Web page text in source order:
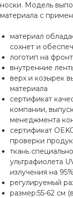
носки. Модель
материала с
материал
сохнет и
логотип на
внутренние
верх и козырек
материала
сертификат
компании,
менеджмента
сертификат
проверки
ткань
ультрафиолета
излучения на 95%
регулируемый
размер:55-62 см